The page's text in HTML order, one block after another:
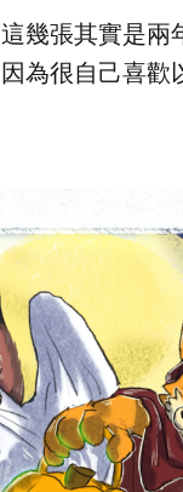
這幾張其實是兩
因為很自己喜歡